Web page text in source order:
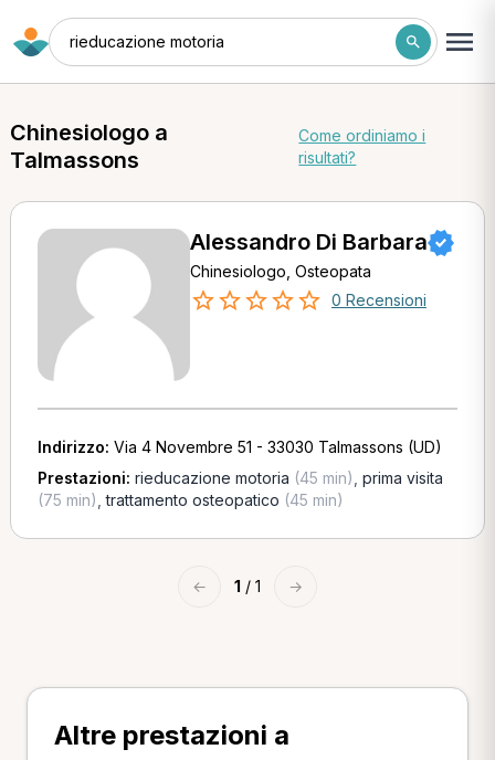
rieducazione motoria
Chinesiologo a
Talmassons
Come ordiniamo i
risultati?
Alessandro Di Barbara
Chinesiologo, Osteopata
0 Recensioni
Indirizzo: Via 4 Novembre 51 - 33030 Talmassons (UD)
Prestazioni: rieducazione motoria (45 min) prima visita
(75 min) ,trattamento osteopatico (45 min)
← 1 / 1 →
Altre prestazioni a